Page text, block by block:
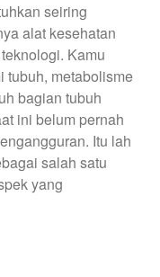
seiring
alat kesehatan
Kamu
tubuh, metabolisme
bagian tubuh
ini belum pernah
Itu lah
salah satu
yang